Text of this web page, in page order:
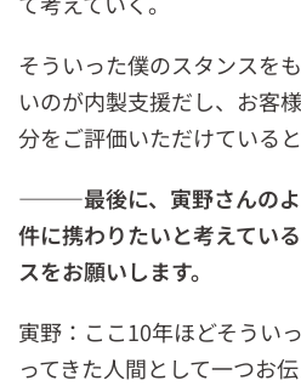
そういった僕のスタンスを
いのが内製支援だし、お客
分をご評価いただけていると
―――最後に、寅野さんのよ
件に携わりたいと考えてい
スをお願いします。
寅野：ここ10年ほどそうい
ってきた人間として一つお